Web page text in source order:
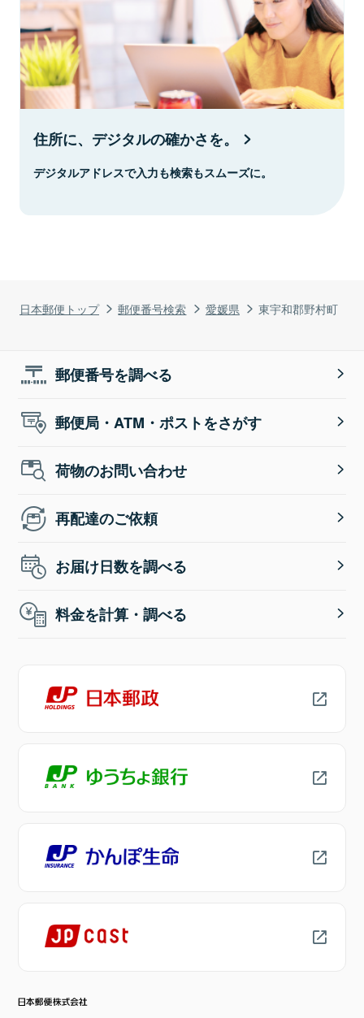
日本郵便トップ 郵便番号検索 愛媛県 東宇和郡野村町
住所に、デジタルの確かさを。
デジタルアドレスで入力も検索もスムーズに。
郵便番号を調べる
郵便局・ATM・ポストをさがす
荷物のお問い合わせ
再配達のご依頼
お届け日数を調べる
料金を計算・調べる